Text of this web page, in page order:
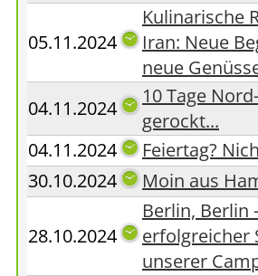
05.11.2024
Kulinarische
Iran: Neue
neue
04.11.2024
10 Tage
gerockt...
04.11.2024
Feiertag?
30.10.2024
Moin aus
28.10.2024
Berlin, Berlin
erfolgreicher
unserer